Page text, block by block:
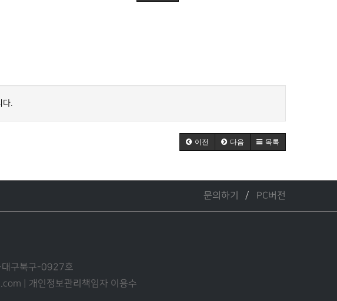
다.
이전 다음 목록
문의하기 PC버전
구북구-0927호
| 개인정보관리책임자 이용수